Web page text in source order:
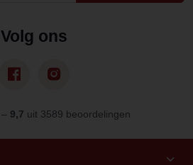
Volg ons
– 9,7 uit 3589 beoordelingen